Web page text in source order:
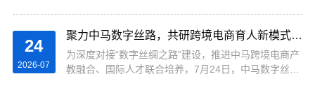
师，赴杭州中国（杭州）智慧信息产业园会议中心参加
由山东大学管理学院主办、杭州贝腾科技有限公司协办
的“大数据+人工智能赋能高校实践教学创新研讨会”。
24
2026-07
聚力中马数字丝路，共研跨境电商育人新模式——经贸学院教师代表参加中马数字丝路跨境电商产业学院国际研讨会
为深度对接“数字丝绸之路”建设，推进中马跨境电商产
教融合、国际人才联合培养，7月24日，中马数字丝路